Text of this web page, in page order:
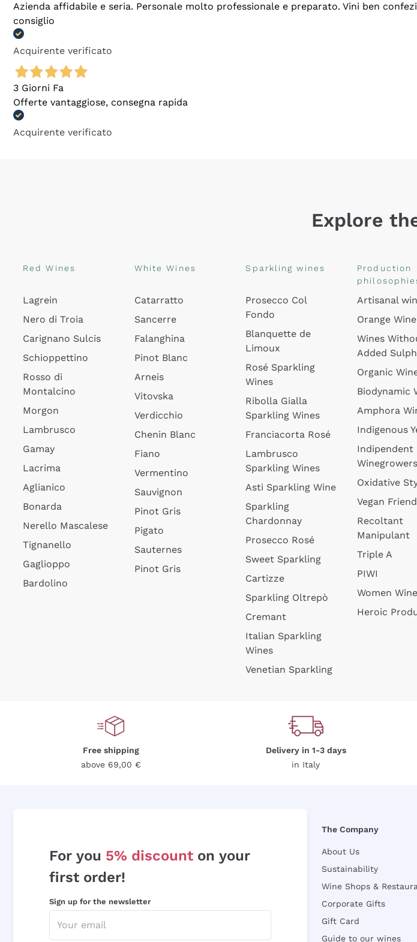
Azienda affidabile e seria. Personale molto professionale e preparato. Vini ben
consiglio
Acquirente verificato
3 Giorni Fa
Offerte vantaggiose, consegna rapida
Acquirente verificato
Explore
Red Wines
Lagrein
Nero di Troia
Carignano Sulcis
Schioppettino
Rosso di
Montalcino
Morgon
Lambrusco
Gamay
Lacrima
Aglianico
Bonarda
Nerello Mascalese
Tignanello
Gaglioppo
Bardolino
White Wines
Catarratto
Sancerre
Falanghina
Pinot Blanc
Arneis
Vitovska
Verdicchio
Chenin Blanc
Fiano
Vermentino
Sauvignon
Pinot Gris
Pigato
Sauternes
Pinot Gris
Sparkling wines
Prosecco Col
Fondo
Blanquette de
Limoux
Rosé Sparkling
Wines
Ribolla Gialla
Sparkling Wines
Franciacorta Rosé
Lambrusco
Sparkling Wines
Asti Sparkling Wine
Sparkling
Chardonnay
Prosecco Rosé
Sweet Sparkling
Cartizze
Sparkling Oltrepò
Cremant
Italian Sparkling
Wines
Venetian Sparkling
Production
Artisanal
Orange Wine
Wines
Added
Organic
Biodynamic
Amphora
Indigenous
Indipendent
Winegrowers
Oxidative
Vegan
Recoltant
Manipulant
Triple A
PIWI
Women
Heroic
Free shipping
above 69,00 €
Delivery in 1-3 days
in Italy
For you 5% discount on your
first order!
Sign up for the newsletter
The Company
About Us
Sustainability
Wine Shops &
Corporate Gifts
Gift Card
Guide to our wines